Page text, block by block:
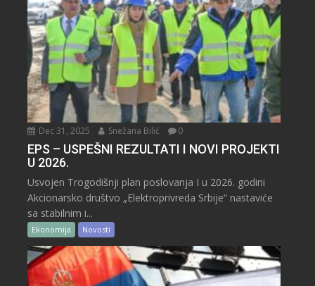
Dec 31, 2025 Snežana Bilić 0
EPS – USPEŠNI REZULTATI I NOVI PROJEKTI
U 2026.
Usvojen Trogodišnji plan poslovanja I u 2026. godini
Akcionarsko društvo „Elektroprivreda Srbije“ nastaviće
sa stabilnim i...
Ekonomija Novosti